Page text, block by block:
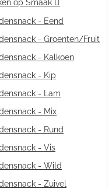
op Smaak
- Eend
- Groenten/Fruit
- Kalkoen
- Kip
- Lam
- Mix
- Rund
- Vis
- Wild
- Zuivel